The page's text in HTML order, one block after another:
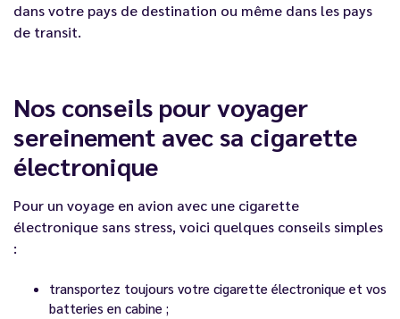
dans votre pays de destination ou même dans les pays
de transit.
Nos conseils pour voyager
sereinement avec sa cigarette
électronique
Pour un voyage en avion avec une cigarette
électronique sans stress, voici quelques conseils simples
:
transportez toujours votre cigarette électronique et vos
batteries en cabine ;